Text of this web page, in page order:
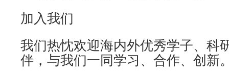
加入我们
我们热忱欢迎海内外优秀学子、科
伴，与我们一同学习、合作、创新